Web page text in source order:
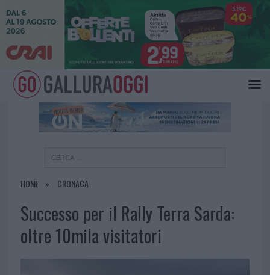
HOME CRONACA
Successo per il Rally Terra Sarda:
oltre 10mila visitatori
×